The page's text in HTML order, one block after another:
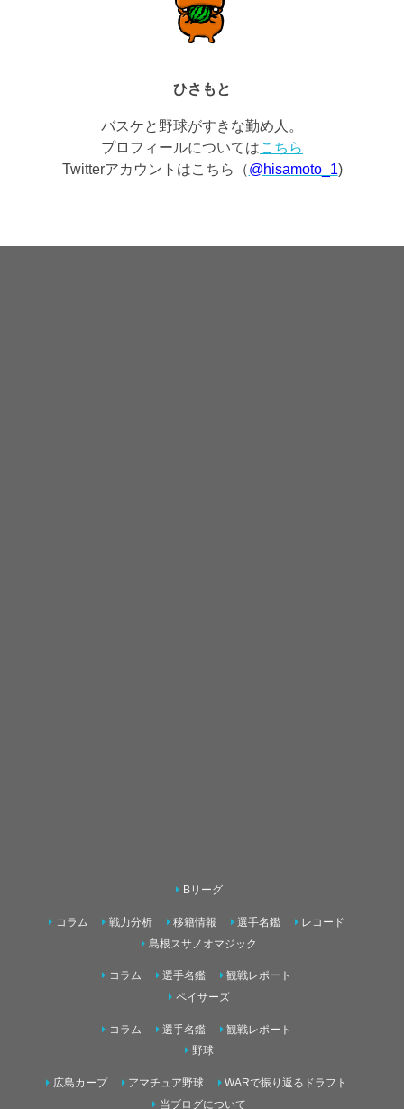
ひさもと
バスケと野球がすきな勤め人。
プロフィールについてはこちら
Twitterアカウントはこちら（@hisamoto_1)
Bリーグ
コラム 戦力分析 移籍情報 選手名鑑
レコード
島根スサノオマジック
コラム 選手名鑑
観戦レポート
ペイサーズ
コラム 選手名鑑
観戦レポート
野球
広島カープ アマチュア野球
WARで振り返るドラフト
当ブログについて